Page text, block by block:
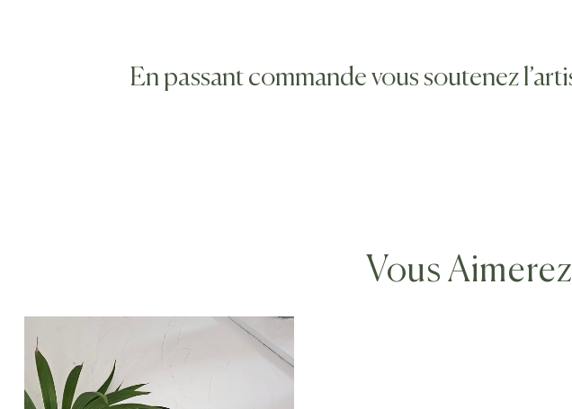
En passant commande vous soutenez
Vous